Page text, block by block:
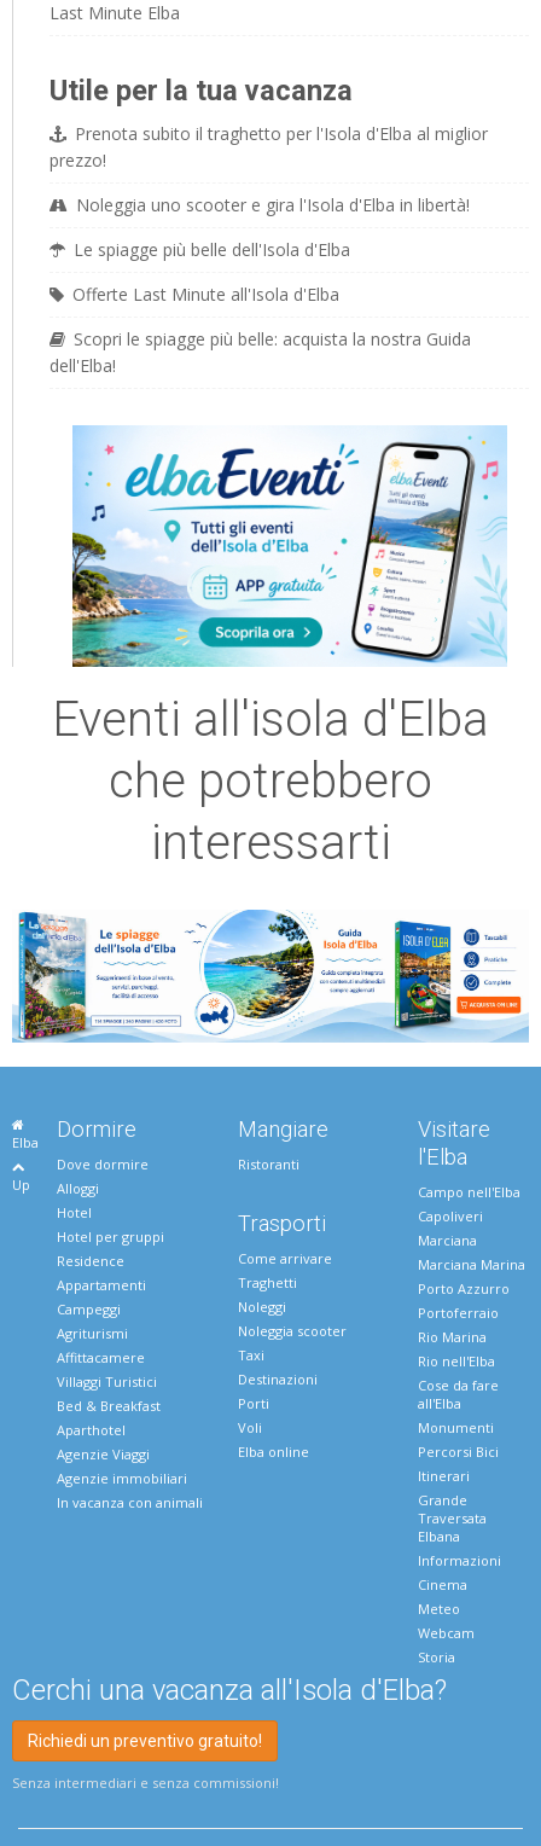
Last Minute Elba
Utile per la tua vacanza
Prenota subito il traghetto per l'Isola d'Elba al miglior
prezzo!
Noleggia uno scooter e gira l'Isola d'Elba in libertà!
Le spiagge più belle dell'Isola d'Elba
Offerte Last Minute all'Isola d'Elba
Scopri le spiagge più belle: acquista la nostra Guida
dell'Elba!
Eventi all'isola d'Elba
che potrebbero
interessarti
Elba
Up
Dormire
Dove dormire
Alloggi
Hotel
Hotel per gruppi
Residence
Appartamenti
Campeggi
Agriturismi
Affittacamere
Villaggi Turistici
Bed & Breakfast
Aparthotel
Agenzie Viaggi
Agenzie immobiliari
In vacanza con animali
Mangiare
Ristoranti
Trasporti
Come arrivare
Traghetti
Noleggi
Noleggia scooter
Taxi
Destinazioni
Porti
Voli
Elba online
Visitare
l'Elba
Campo nell'Elba
Capoliveri
Marciana
Marciana Marina
Porto Azzurro
Portoferraio
Rio Marina
Rio nell'Elba
Cose da fare
all'Elba
Monumenti
Percorsi Bici
Itinerari
Grande
Traversata
Elbana
Informazioni
Cinema
Meteo
Webcam
Storia
Cerchi una vacanza all'Isola d'Elba?
Richiedi un preventivo gratuito!
Senza intermediari e senza commissioni!